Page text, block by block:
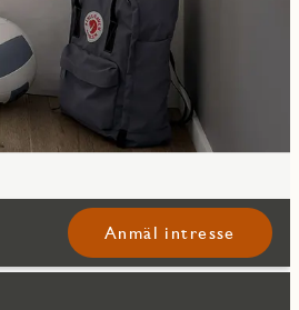
Anmäl intresse